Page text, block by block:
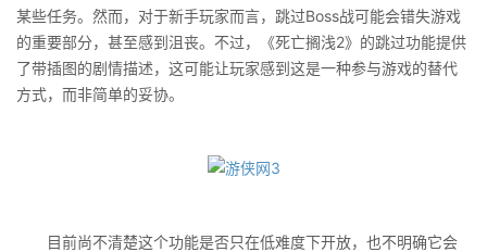
某些任务。然而，对于新手玩家而言，跳过Boss战可能会错失游戏
的重要部分，甚至感到沮丧。不过，《死亡搁浅2》的跳过功能提供
了带插图的剧情描述，这可能让玩家感到这是一种参与游戏的替代
方式，而非简单的妥协。
目前尚不清楚这个功能是否只在低难度下开放，也不明确它会